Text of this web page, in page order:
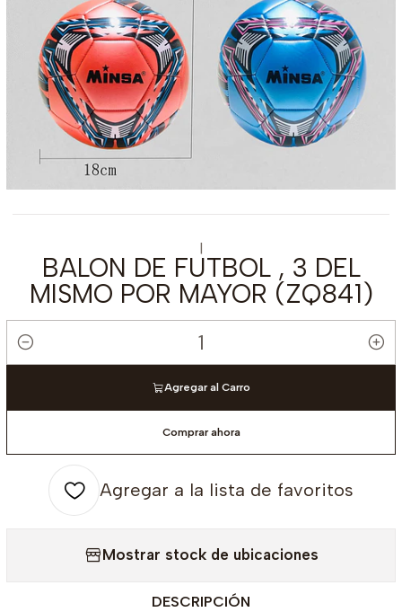
|
BALON DE FUTBOL , 3 DEL
MISMO POR MAYOR (ZQ841)
Cantidad
Agregar al Carro
Comprar ahora
Agregar a la lista de favoritos
Mostrar stock de ubicaciones
DESCRIPCIÓN